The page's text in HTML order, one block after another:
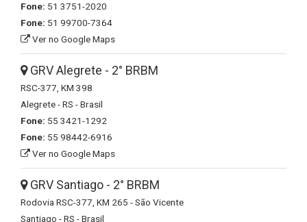
Fone: 51 3751-2020
Fone: 51 99700-7364
Ver no Google Maps
GRV Alegrete - 2° BRBM
RSC-377, KM 398
Alegrete - RS - Brasil
Fone: 55 3421-1292
Fone: 55 98442-6916
Ver no Google Maps
GRV Santiago - 2° BRBM
Rodovia RSC-377, KM 265 - São Vicente
Santiago - RS - Brasil